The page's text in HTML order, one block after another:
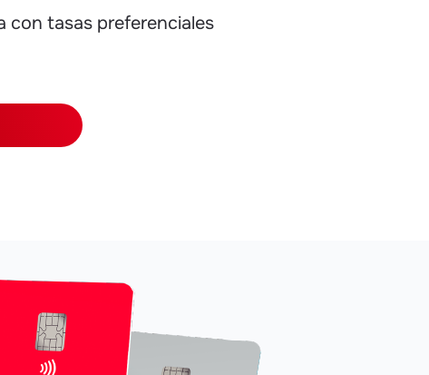
con tasas preferenciales